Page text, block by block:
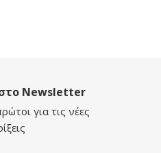
Newsletter
για τις νέες